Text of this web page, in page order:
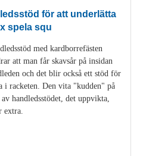
för att underlätta
spela squ
med kardborrefästen
att man får skavsår på insidan
och det blir också ett stöd för
i racketen. Den vita "kudden" på
handledsstödet, det uppvikta,
extra.